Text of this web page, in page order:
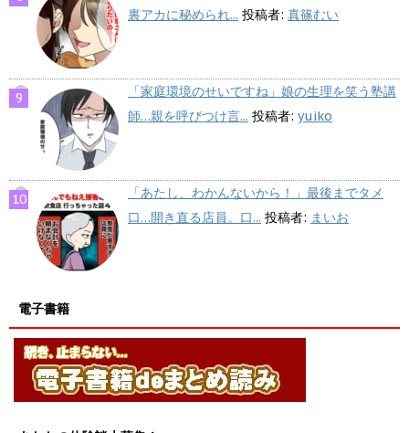
裏アカに秘められ... 投稿者: 真篠むい
「家庭環境のせいですね」娘の生理を笑う塾講
師…親を呼びつけ言... 投稿者: yuiko
「あたし、わかんないから！」最後までタメ
口…開き直る店員。口... 投稿者: まいお
電子書籍